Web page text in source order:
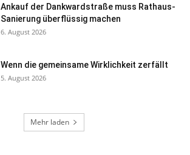
Ankauf der Dankwardstraße muss Rathaus-
Sanierung überflüssig machen
6. August 2026
Wenn die gemeinsame Wirklichkeit zerfällt
5. August 2026
Mehr laden